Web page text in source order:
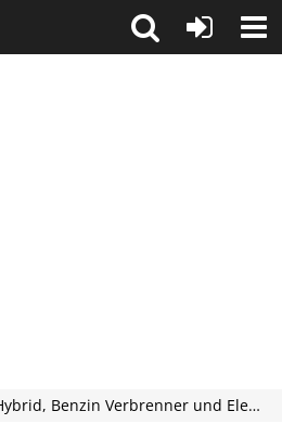
Jeep Avenger Forum - Hybrid, Benzin Verbrenner und Elektroauto Forum